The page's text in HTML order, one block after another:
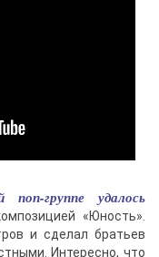
группе удалось
«Юность».
и сделал братьев
Интересно, что